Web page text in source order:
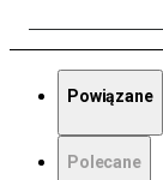
Powiązane
Polecane